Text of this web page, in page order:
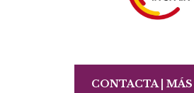
CONTACTA |